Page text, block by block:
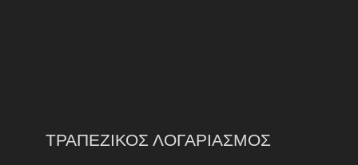
ΤΡΑΠΕΖΙΚΟΣ ΛΟΓΑΡΙΑΣΜΟΣ